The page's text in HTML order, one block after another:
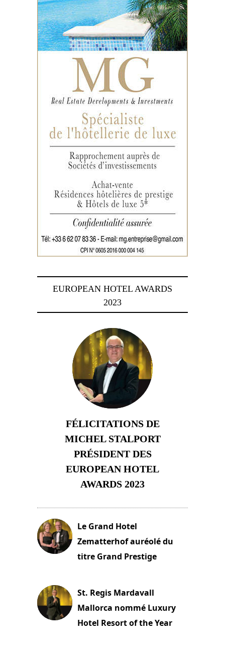
EUROPEAN HOTEL AWARDS
2023
FÉLICITATIONS DE
MICHEL STALPORT
PRÉSIDENT DES
EUROPEAN HOTEL
AWARDS 2023
Le Grand Hotel
Zematterhof auréolé du
titre Grand Prestige
St. Regis Mardavall
Mallorca nommé Luxury
Hotel Resort of the Year